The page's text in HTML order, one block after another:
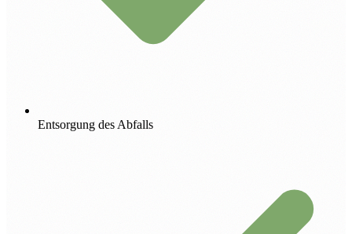
Entsorgung des Abfalls